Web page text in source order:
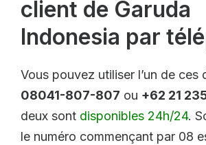
client de Garuda
Indonesia par
Vous pouvez utiliser l’un de ces
08041-807-807 ou +62 21
deux sont disponibles 24h/24.
le numéro commençant par 08